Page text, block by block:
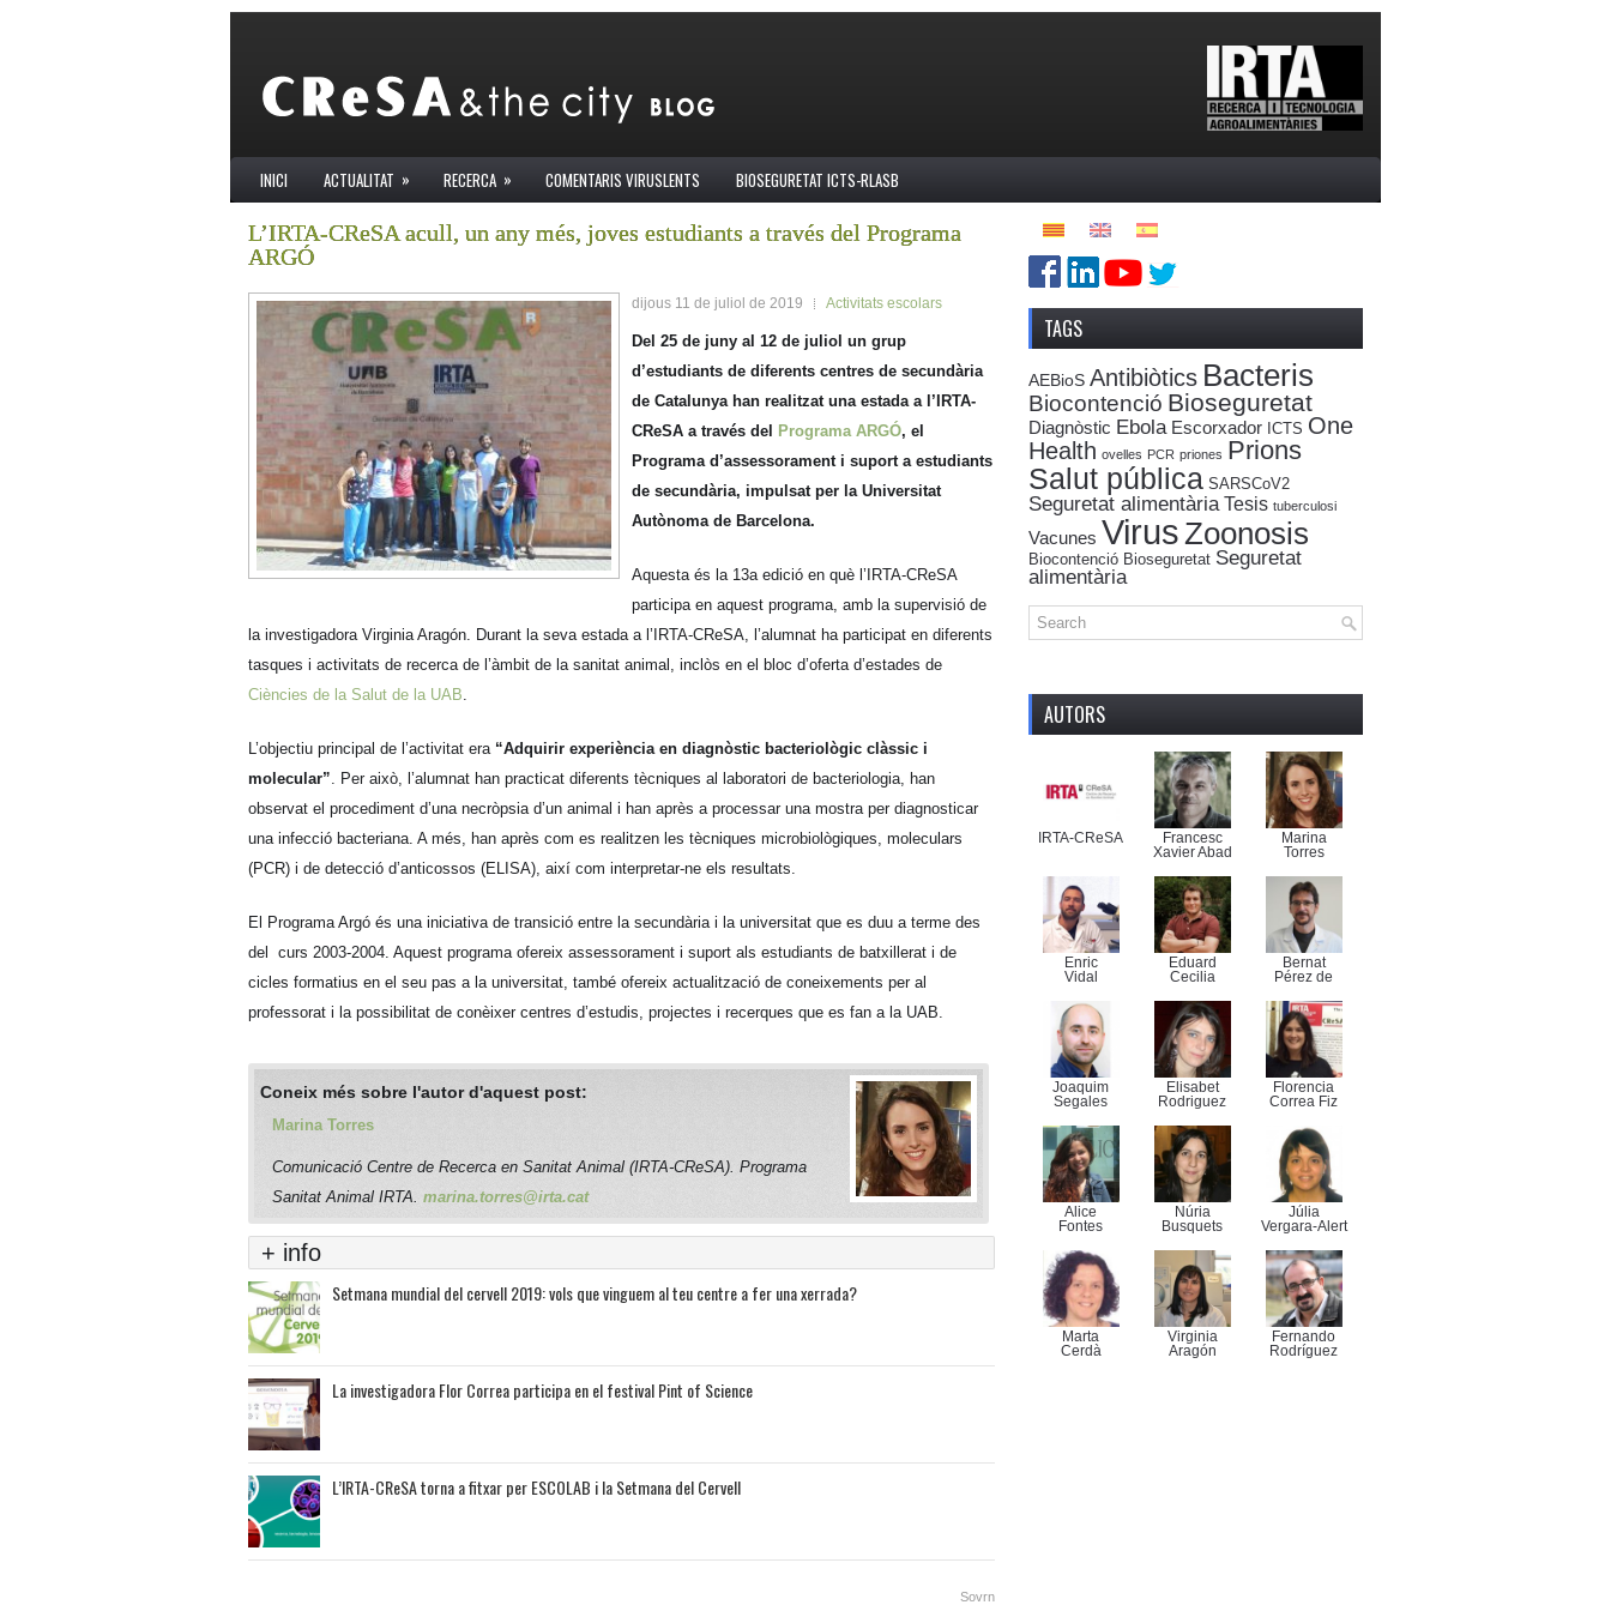
INICI ACTUALITAT » RECERCA » COMENTARIS VIRUSLENTS BIOSEGURETAT ICTS-RLASB
L’IRTA-CReSA acull, un any més, joves estudiants a través del Programa
ARGÓ
dijous 11 de juliol de 2019 Activitats escolars
Del 25 de juny al 12 de juliol un grup
d’estudiants de diferents centres de secundària
de Catalunya han realitzat una estada a l’IRTA-
CReSA a través del
Programa ARGÓ, el
Programa d’assessorament i suport a estudiants
de secundària, impulsat per la Universitat
Autònoma de Barcelona.
Aquesta és la 13a edició en què l’IRTA-CReSA
participa en aquest programa, amb la supervisió de
la investigadora Virginia Aragón. Durant la seva estada a l’IRTA-CReSA, l’alumnat ha participat en diferents
tasques i activitats de recerca de l’àmbit de la sanitat animal, inclòs en el bloc d’oferta d’estades de
Ciències de la Salut de la UAB.
L’objectiu principal de l’activitat era “Adquirir experiència en diagnòstic bacteriològic clàssic i
molecular”. Per això, l’alumnat han practicat diferents tècniques al laboratori de bacteriologia, han
observat el procediment d’una necròpsia d’un animal i han après a processar una mostra per diagnosticar
una infecció bacteriana. A més, han après com es realitzen les tècniques microbiològiques, moleculars
(PCR) i de detecció d’anticossos (ELISA), així com interpretar-ne els resultats.
El Programa Argó és una iniciativa de transició entre la secundària i la universitat que es duu a terme des
del curs 2003-2004. Aquest programa ofereix assessorament i suport als estudiants de batxillerat i de
cicles formatius en el seu pas a la universitat, també ofereix actualització de coneixements per al
professorat i la possibilitat de conèixer centres d’estudis, projectes i recerques que es fan a la UAB.
Coneix més sobre l'autor d'aquest post:
Marina Torres
Comunicació Centre de Recerca en Sanitat Animal (IRTA-CReSA). Programa
Sanitat Animal IRTA. marina.torres@irta.cat
+ info
Setmana mundial del cervell 2019: vols que vinguem al teu centre a fer una xerrada?
La investigadora Flor Correa participa en el festival Pint of Science
L’IRTA-CReSA torna a fitxar per ESCOLAB i la Setmana del Cervell
Sovrn
TAGS
AEBioS Antibiòtics Bacteris
Biocontenció Bioseguretat
Diagnòstic Ebola Escorxador ICTS One
Health ovelles PCR priones Prions
Salut pública SARSCoV2
Seguretat alimentària Tesis tuberculosi
Vacunes VirusZoonosis
Biocontenció Bioseguretat Seguretat
alimentària
AUTORS
IRTA-CReSA
Francesc
Xavier Abad
Marina
Torres
Enric
Vidal
Eduard
Cecilia
Bernat
Pérez de
Joaquim
Segales
Elisabet
Rodriguez
Florencia
Correa Fiz
Alice
Fontes
Núria
Busquets
Júlia
Vergara-Alert
Marta
Cerdà
Virginia
Aragón
Fernando
Rodríguez